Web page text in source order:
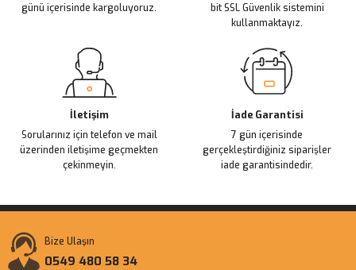
günü içerisinde kargoluyoruz.
bit SSL Güvenlik sistemini
kullanmaktayız.
İletişim
Sorularınız için telefon ve mail
üzerinden iletişime geçmekten
çekinmeyin.
İade Garantisi
7 gün içerisinde
gerçekleştirdiğiniz siparişler
iade garantisindedir.
Bize Ulaşın
0549 480 58 34